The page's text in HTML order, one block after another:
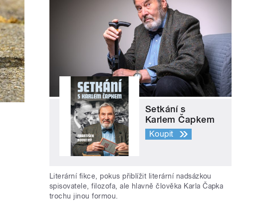
Setkání s
Karlem Čapkem
Koupit
Literární fikce, pokus přiblížit literární nadsázkou
spisovatele, filozofa, ale hlavně člověka Karla Čapka
trochu jinou formou.